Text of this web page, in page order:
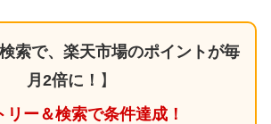
索で、楽天市場のポイントが毎
月2倍に！ 】
リー＆検索で条件達成！